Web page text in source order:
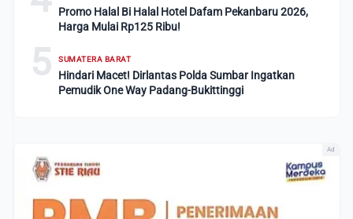
Promo Halal Bi Halal Hotel Dafam Pekanbaru 2026,
Harga Mulai Rp125 Ribu!
5 SUMATERA BARAT
Hindari Macet! Dirlantas Polda Sumbar Ingatkan
Pemudik One Way Padang-Bukittinggi
Ad